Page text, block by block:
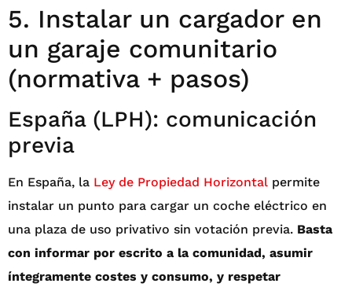
5. Instalar un cargador en
un garaje comunitario
(normativa + pasos)
España (LPH): comunicación
previa
En España, la Ley de Propiedad Horizontal permite
instalar un punto para cargar un coche eléctrico en
una plaza de uso privativo sin votación previa. Basta
con informar por escrito a la comunidad, asumir
íntegramente costes y consumo, y respetar